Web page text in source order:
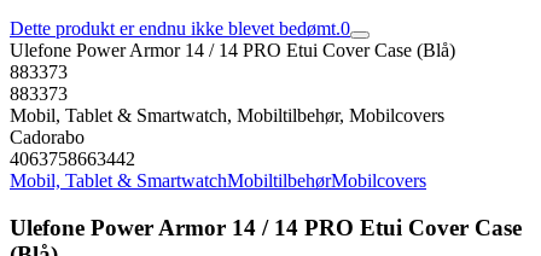
Dette produkt er endnu ikke blevet bedømt.0
Ulefone Power Armor 14 / 14 PRO Etui Cover Case (Blå)
883373
883373
Mobil, Tablet & Smartwatch, Mobiltilbehør, Mobilcovers
Cadorabo
4063758663442
Mobil, Tablet & SmartwatchMobiltilbehørMobilcovers
Ulefone Power Armor 14 / 14 PRO Etui Cover Case